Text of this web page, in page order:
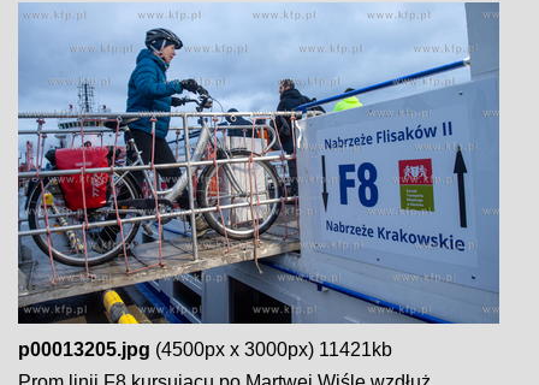
p00013205.jpg (4500px x 3000px) 11421kb